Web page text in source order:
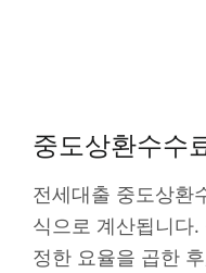
중도상환수수
전세대출 중도상환
식으로 계산됩니다
정한 요율을 곱한